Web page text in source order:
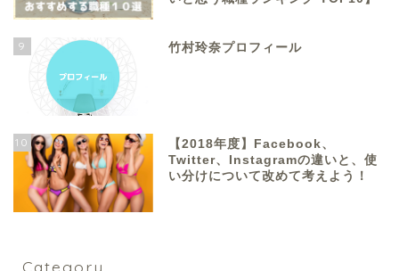
9 竹村玲奈プロフィール
10
【2018年度】Facebook、
Twitter、Instagramの違いと、使
い分けについて改めて考えよう！
Category